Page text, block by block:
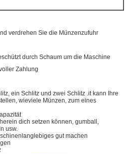
verdrehen Sie die Münzenzufuhr
durch Schaum um die Maschine
Zahlung
ein Schlitz und zwei Schlitz .it kann Ihre
wieviele Münzen, zum eines
dich setzen können, gumball,
usw.
gut machen